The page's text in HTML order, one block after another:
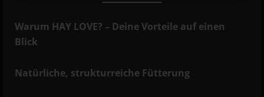
Warum HAY LOVE? – Deine Vorteile auf einen
Blick
Natürliche, strukturreiche Fütterung